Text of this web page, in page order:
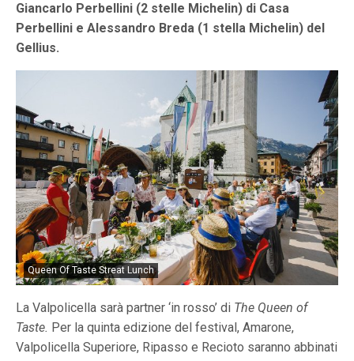
Giancarlo Perbellini (2 stelle Michelin) di Casa
Perbellini e Alessandro Breda (1 stella Michelin) del
Gellius.
Queen Of Taste Streat Lunch
La Valpolicella sarà partner ‘in rosso’ di The Queen of
Taste. Per la quinta edizione del festival, Amarone,
Valpolicella Superiore, Ripasso e Recioto saranno abbinati